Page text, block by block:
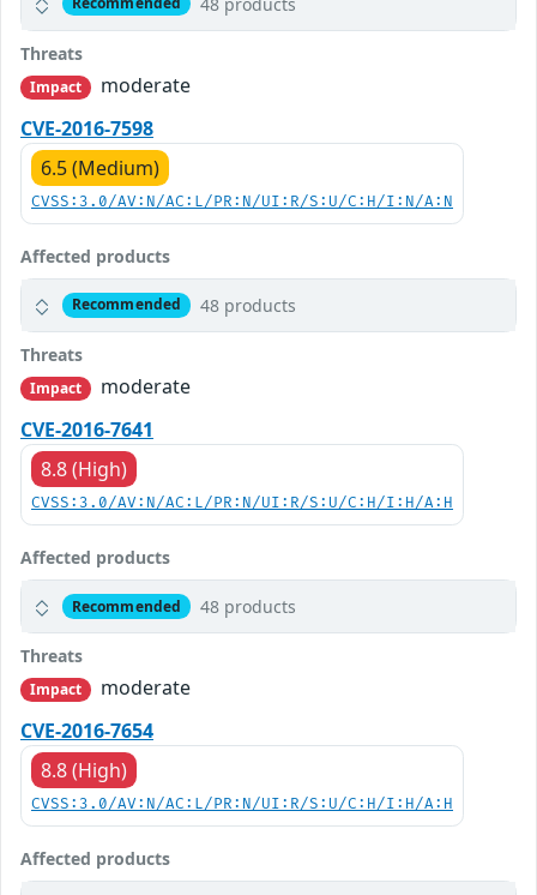
Threats
Impact
moderate
CVE-2016-7598
6.5 (Medium)
CVSS:3.0/AV:N/AC:L/PR:N/UI:R/S:U/C:H/I:N/A:N
Affected products
Recommended 48 products
Threats
Impact
moderate
CVE-2016-7641
8.8 (High)
CVSS:3.0/AV:N/AC:L/PR:N/UI:R/S:U/C:H/I:H/A:H
Affected products
Recommended 48 products
Threats
Impact
moderate
CVE-2016-7654
8.8 (High)
CVSS:3.0/AV:N/AC:L/PR:N/UI:R/S:U/C:H/I:H/A:H
Affected products